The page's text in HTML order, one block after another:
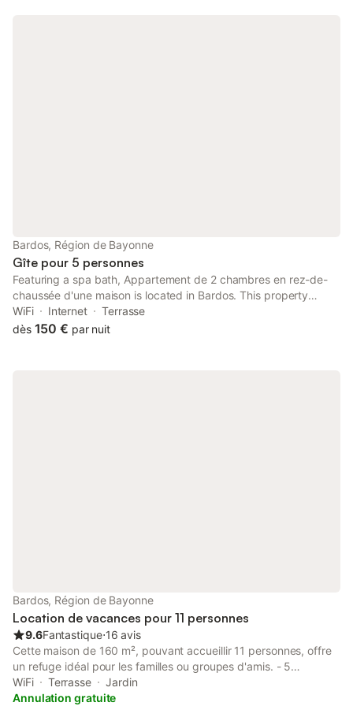
Bardos, Région de Bayonne
Gîte pour 5 personnes
Featuring a spa bath, Appartement de 2 chambres en rez-de-
chaussée d'une maison is located in Bardos. This property
offers access to a terrace, free private parking and free WiFi.
WiFi Internet
Terrasse
dès 150 € par nuit
Bardos, Région de Bayonne
Location de vacances pour 11 personnes
9.6Fantastique⋅16 avis
Cette maison de 160 m², pouvant accueillir 11 personnes, offre
un refuge idéal pour les familles ou groupes d'amis. - 5
chambres spacieuses pour accueillir jusqu'à 11 convives -
Jardin privé avec barbecue et aire de jeux - Vue imprenable sur
WiFi Terrasse
Jardin
Annulation gratuite